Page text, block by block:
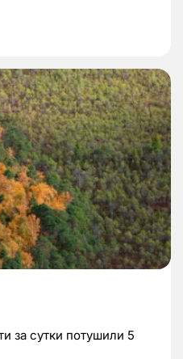
за сутки потушили 5